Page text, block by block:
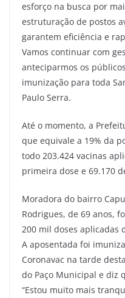
esforço na busca por
estruturação de postos
garantem eficiência e
Vamos continuar com
anteciparmos os
imunização para toda
Paulo Serra.
Até o momento, a
que equivale a 19% da
todo 203.424 vacinas
primeira dose e 69.170
Moradora do bairro
Rodrigues, de 69 anos,
200 mil doses aplicadas
A aposentada foi
Coronavac na tarde
do Paço Municipal e diz
“Estou muito mais